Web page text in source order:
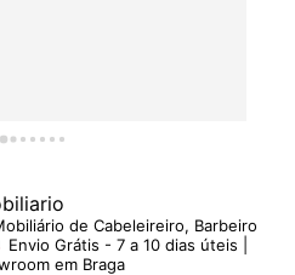
de Cabeleireiro, Barbeiro
Envio Grátis - 7 a 10 dias úteis |
em Braga